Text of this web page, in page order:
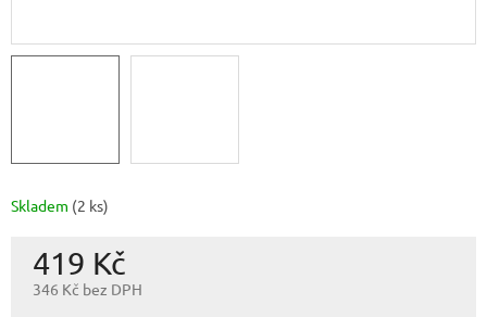
419 Kč
346 Kč bez DPH
Skladem (2 ks)